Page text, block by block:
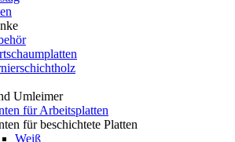
Umleimer
für Arbeitsplatten
für beschichtete Platten
Weiß